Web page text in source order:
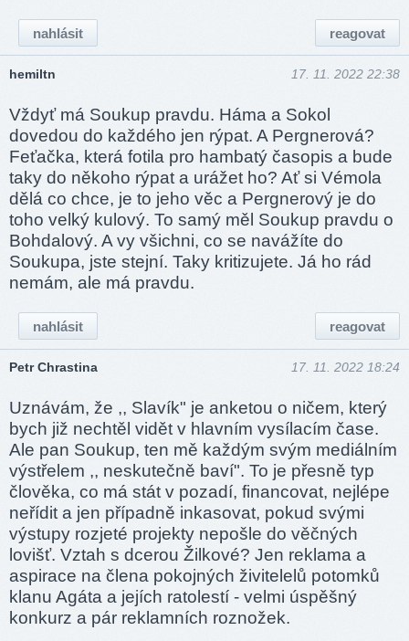
reagovat
nahlásit
hemiltn 17. 11. 2022 22:38
Vždyť má Soukup pravdu. Háma a Sokol
dovedou do každého jen rýpat. A Pergnerová?
Feťačka, která fotila pro hambatý časopis a bude
taky do někoho rýpat a urážet ho? Ať si Vémola
dělá co chce, je to jeho věc a Pergnerový je do
toho velký kulový. To samý měl Soukup pravdu o
Bohdalový. A vy všichni, co se navážíte do
Soukupa, jste stejní. Taky kritizujete. Já ho rád
nemám, ale má pravdu.
reagovat
nahlásit
Petr Chrastina 17. 11. 2022 18:24
Uznávám, že ,, Slavík" je anketou o ničem, který
bych již nechtěl vidět v hlavním vysílacím čase.
Ale pan Soukup, ten mě každým svým mediálním
výstřelem ,, neskutečně baví". To je přesně typ
člověka, co má stát v pozadí, financovat, nejlépe
neřídit a jen případně inkasovat, pokud svými
výstupy rozjeté projekty nepošle do věčných
lovišť. Vztah s dcerou Žilkové? Jen reklama a
aspirace na člena pokojných živitelelů potomků
klanu Agáta a jejích ratolestí - velmi úspěšný
konkurz a pár reklamních roznožek.